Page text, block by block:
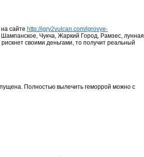
сайте http://igry2vulcan.com/igrovye-
Чукча, Жаркий Город, Рамзес, лунная
своими деньгами, то получит реальный
Полностью вылечить геморрой можно с